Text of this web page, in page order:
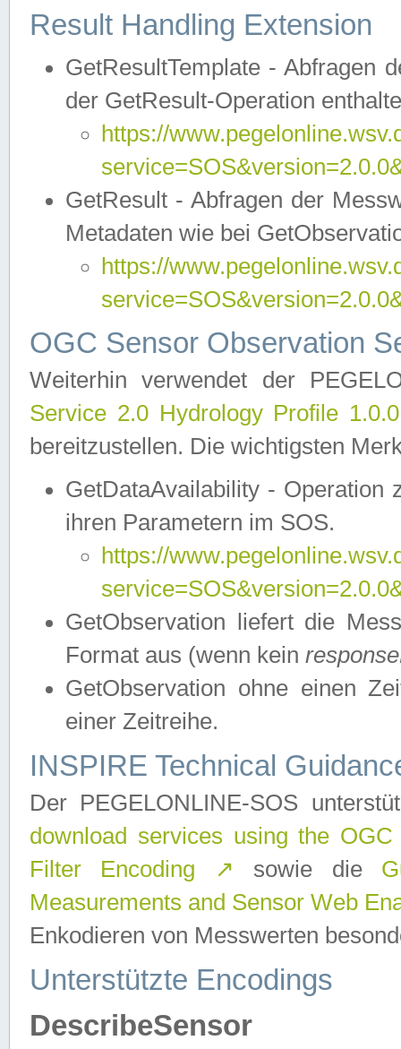
Result Handling Extension
GetResultTemplate - Abfragen
der GetResult-Operation
https://
GetResult - Abfragen der
Metadaten wie bei
https://
OGC Sensor Observation
Weiterhin verwendet der
Service 2.0 Hydrology Profile
bereitzustellen. Die wichtigsten
GetDataAvailability - Operation
ihren Parametern im SOS.
https://
GetObservation liefert die
Format aus (wenn kein
GetObservation ohne einen
einer Zeitreihe.
INSPIRE Technical
Der PEGELONLINE-SOS
download services using the
Filter Encoding
↗ sowie die
Measurements and Sensor Web
Enkodieren von Messwerten
Unterstützte Encodings
DescribeSensor